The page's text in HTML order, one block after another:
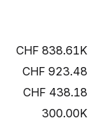
838.61K
923.48
438.18
300.00K